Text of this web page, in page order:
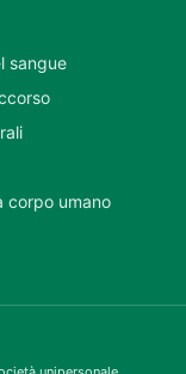
sangue
corpo umano